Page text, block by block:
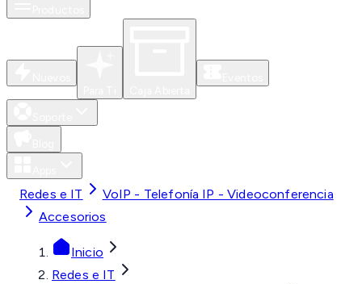
Redes e IT
VoIP - Telefonía IP - Videoconferencia
Accesorios
Inicio
Redes e IT